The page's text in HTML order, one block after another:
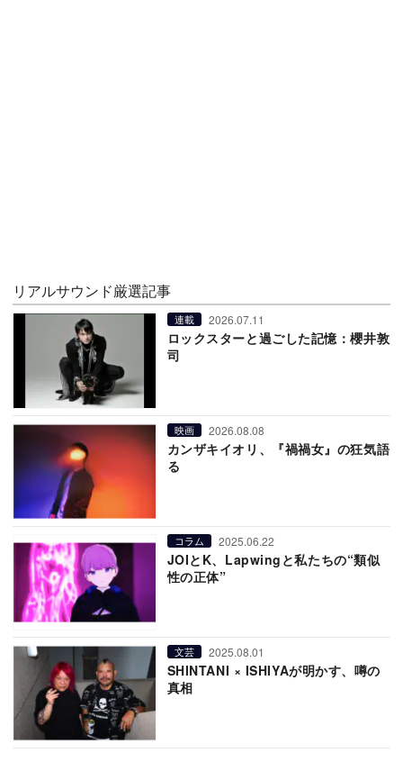
リアルサウンド厳選記事
連載 2026.07.11
ロックスターと過ごした記憶：櫻井敦
司
映画 2026.08.08
カンザキイオリ、『禍禍女』の狂気語
る
コラム 2025.06.22
JOIとK、Lapwingと私たちの“類似
性の正体”
文芸 2025.08.01
SHINTANI × ISHIYAが明かす、噂の
真相